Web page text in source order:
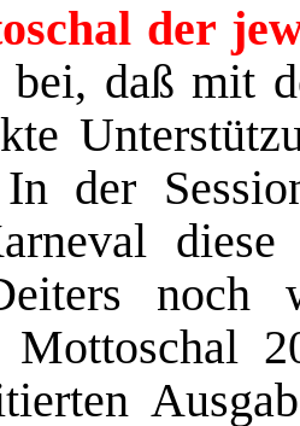
der
bei, daß mit
In der
noch
Mottoschal